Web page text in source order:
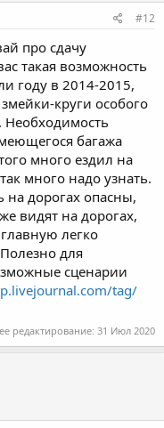
#12
про сдачу
такая возможность
году в 2014-2015,
круги особого
Необходимость
багажа
много ездил на
много надо узнать.
на дорогах опасны,
видят на дорогах,
легко
для
сценарии
tag/
редактирование: 31 Июл 2020